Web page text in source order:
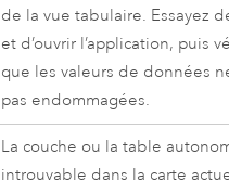
de la vue tabulaire. Essayez
et d’ouvrir l’application, puis
que les valeurs de données
pas endommagées.
La couche ou la table
introuvable dans la carte